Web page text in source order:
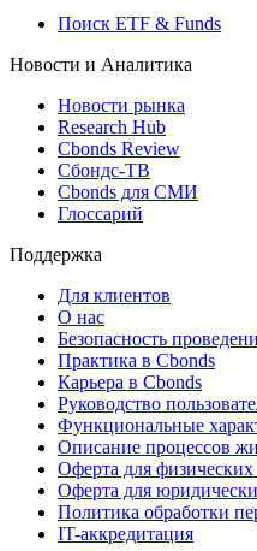
Виджет: Карта
ETF & Funds
Поиск ETF & Funds
Новости и Аналитика
Новости рынка
Research Hub
Сбондс-ТВ
Глоссарий
Поддержка
Для клиентов
О нас
Безопасность
Практика в Cbonds
Карьера в Cbonds
Руководство
Функциональные
Описание процессов